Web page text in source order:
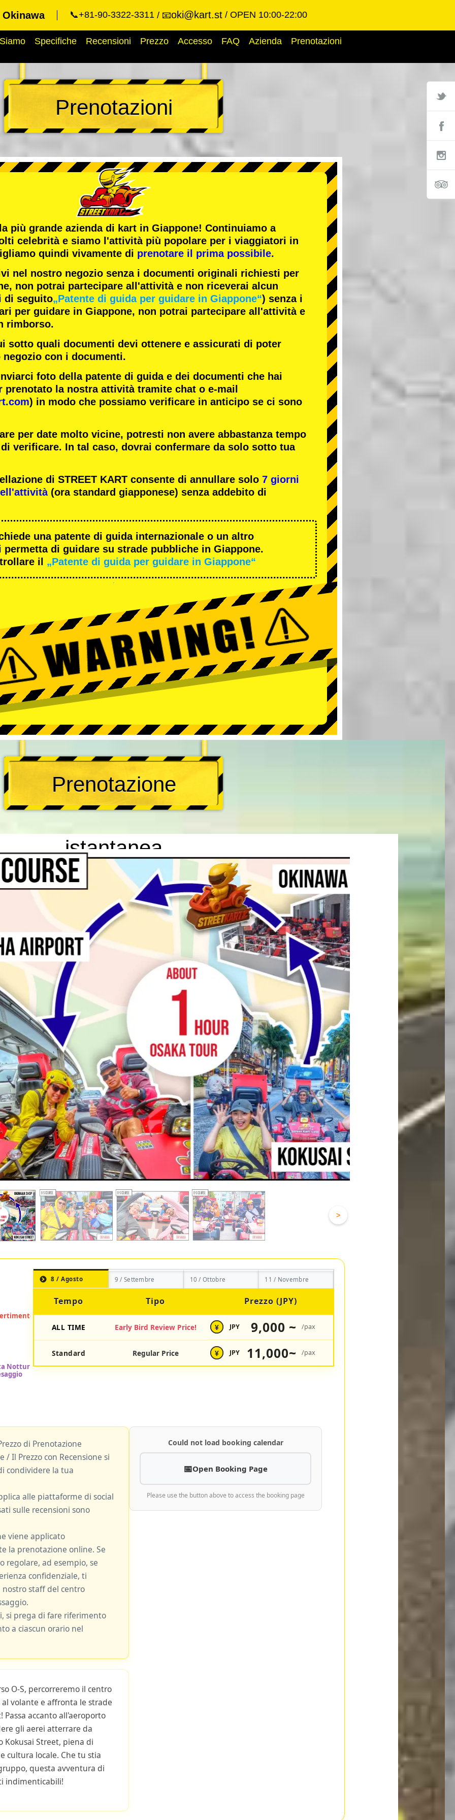
📞+81-90-3322-3311 📧oki@kart.st OPEN 10:00-22:00
Specifiche Recensioni Prezzo Accesso FAQ Azienda Prenotazioni
Prenotazioni
più grande azienda di kart in Giappone! Continuiamo a
celebritàe siamo l'attività più popolare per i viaggiatori in
quindi vivamente di prenotare il prima possibile.
nel nostro negozio senza i documenti originali richiesti per
non potrai partecipare all'attività e non riceverai alcun
di seguito„Patente di guida per guidare in Giappone“) senza i
per guidare in Giappone, non potrai partecipare all'attività e
rimborso.
sotto quali documenti devi ottenere e assicurati di poter
con i documenti.
foto della patente di guida e dei documenti che hai
prenotato la nostra attività tramite chat o e-mail
) in modo che possiamo verificare in anticipo se ci sono
per date molto vicine, potresti non avere abbastanza tempo
verificare. In tal caso, dovrai confermare da solo sotto tua
di STREET KART consente di annullare solo 7 giorni
(ora standard giapponese) senza addebito di
una patente di guida internazionale o un altro
permetta di guidare su strade pubbliche in Giappone.
il
„Patente di guida per guidare in Giappone“
Prenotazione
istantanea
>
8 / Agosto 9 / Settembre 10 / Ottobre 11 / Novembre
Tempo Tipo Prezzo (JPY)
ALL TIME Early Bird Review Price! ¥ JPY 9,000 ~ /pax
Standard Regular Price ¥ JPY 11,000~ /pax
di Prenotazione
/ Il Prezzo con Recensione si
condividere la tua
alle piattaforme di social
sulle recensioni sono
viene applicato
la prenotazione online. Se
regolare, ad esempio, se
confidenziale, ti
staff del centro
si prega di fare riferimento
a ciascun orario nel
O-S, percorreremo il centro
volante e affronta le strade
accanto all'aeroporto
gli aerei atterrare da
Kokusai Street, piena di
cultura locale. Che tu stia
questa avventura di
indimenticabili!
Could not load booking calendar
Open Booking Page
Please use the button above to access the booking page